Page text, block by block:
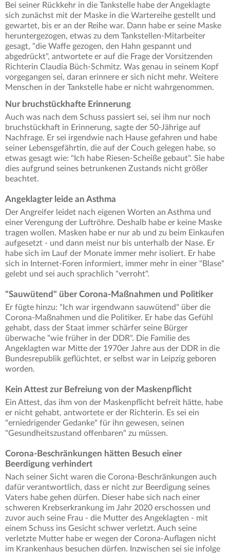
Bei seiner Rückkehr in die Tankstelle habe der Angeklagte
sich zunächst mit der Maske in die Wartereihe gestellt und
gewartet, bis er an der Reihe war. Dann habe er seine Maske
heruntergezogen, etwas zu dem Tankstellen-Mitarbeiter
gesagt, "die Waffe gezogen, den Hahn gespannt und
abgedrückt", antwortete er auf die Frage der Vorsitzenden
Richterin Claudia Büch-Schmitz. Was genau in seinem Kopf
vorgegangen sei, daran erinnere er sich nicht mehr. Weitere
Menschen in der Tankstelle habe er nicht wahrgenommen.
Nur bruchstückhafte Erinnerung
Auch was nach dem Schuss passiert sei, sei ihm nur noch
bruchstückhaft in Erinnerung, sagte der 50-Jährige auf
Nachfrage. Er sei irgendwie nach Hause gefahren und habe
seiner Lebensgefährtin, die auf der Couch gelegen habe, so
etwas gesagt wie: "Ich habe Riesen-Scheiße gebaut". Sie habe
dies aufgrund seines betrunkenen Zustands nicht größer
beachtet.
Angeklagter leide an Asthma
Der Angreifer leidet nach eigenen Worten an Asthma und
einer Verengung der Luftröhre. Deshalb habe er keine Maske
tragen wollen. Masken habe er nur ab und zu beim Einkaufen
aufgesetzt - und dann meist nur bis unterhalb der Nase. Er
habe sich im Lauf der Monate immer mehr isoliert. Er habe
sich in Internet-Foren informiert, immer mehr in einer "Blase"
gelebt und sei auch sprachlich "verroht".
"Sauwütend" über Corona-Maßnahmen und Politiker
Er fügte hinzu: "Ich war irgendwann sauwütend" über die
Corona-Maßnahmen und die Politiker. Er habe das Gefühl
gehabt, dass der Staat immer schärfer seine Bürger
überwache "wie früher in der DDR". Die Familie des
Angeklagten war Mitte der 1970er Jahre aus der DDR in die
Bundesrepublik geflüchtet, er selbst war in Leipzig geboren
worden.
Kein Attest zur Befreiung von der Maskenpflicht
Ein Attest, das ihm von der Maskenpflicht befreit hätte, habe
er nicht gehabt, antwortete er der Richterin. Es sei ein
"erniedrigender Gedanke" für ihn gewesen, seinen
"Gesundheitszustand offenbaren" zu müssen.
Corona-Beschränkungen hätten Besuch einer
Beerdigung verhindert
Nach seiner Sicht waren die Corona-Beschränkungen auch
dafür verantwortlich, dass er nicht zur Beerdigung seines
Vaters habe gehen dürfen. Dieser habe sich nach einer
schweren Krebserkrankung im Jahr 2020 erschossen und
zuvor auch seine Frau - die Mutter des Angeklagten - mit
einem Schuss ins Gesicht schwer verletzt. Auch seine
verletzte Mutter habe er wegen der Corona-Auflagen nicht
im Krankenhaus besuchen dürfen. Inzwischen sei sie infolge